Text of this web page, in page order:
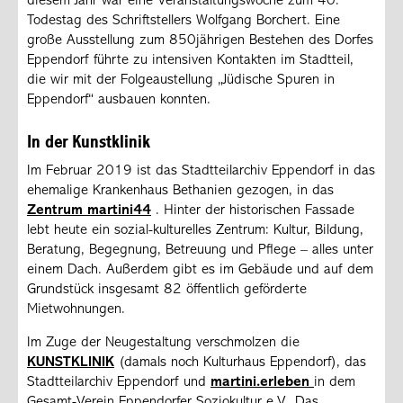
Todestag des Schriftstellers Wolfgang Borchert. Eine
große Ausstellung zum 850jährigen Bestehen des Dorfes
Eppendorf führte zu intensiven Kontakten im Stadtteil,
die wir mit der Folgeaustellung „Jüdische Spuren in
Eppendorf“ ausbauen konnten.
In der Kunstklinik
Im Februar 2019 ist das Stadtteilarchiv Eppendorf in das
ehemalige Krankenhaus Bethanien gezogen, in das
Zentrum martini44 . Hinter der historischen Fassade
lebt heute ein sozial-kulturelles Zentrum: Kultur, Bildung,
Beratung, Begegnung, Betreuung und Pflege – alles unter
einem Dach. Außerdem gibt es im Gebäude und auf dem
Grundstück insgesamt 82 öffentlich geförderte
Mietwohnungen.
Im Zuge der Neugestaltung verschmolzen die
KUNSTKLINIK (damals noch Kulturhaus Eppendorf), das
Stadtteilarchiv Eppendorf und martini.erleben in dem